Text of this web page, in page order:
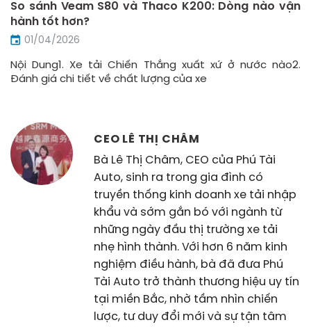
So sánh Veam S80 và Thaco K200: Dòng nào vận
hành tốt hơn?
01/04/2026
Nội Dung1. Xe tải Chiến Thắng xuất xứ ở nước nào2.
Đánh giá chi tiết về chất lượng của xe
CEO LÊ THỊ CHÂM
Bà Lê Thị Châm, CEO của Phú Tài
Auto, sinh ra trong gia đình có
truyền thống kinh doanh xe tải nhập
khẩu và sớm gắn bó với ngành từ
những ngày đầu thị trường xe tải
nhẹ hình thành. Với hơn 6 năm kinh
nghiệm điều hành, bà đã đưa Phú
Tài Auto trở thành thương hiệu uy tín
tại miền Bắc, nhờ tầm nhìn chiến
lược, tư duy đổi mới và sự tận tâm